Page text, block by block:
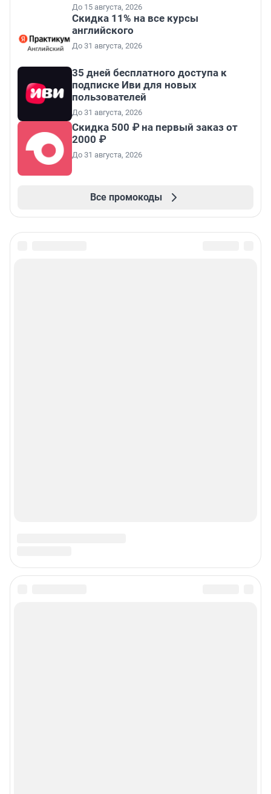
До 15 августа, 2026
Скидка 11% на все курсы
английского
До 31 августа, 2026
35 дней бесплатного доступа к
подписке Иви для новых
пользователей
До 31 августа, 2026
Скидка 500 ₽ на первый заказ от
2000 ₽
До 31 августа, 2026
Все промокоды